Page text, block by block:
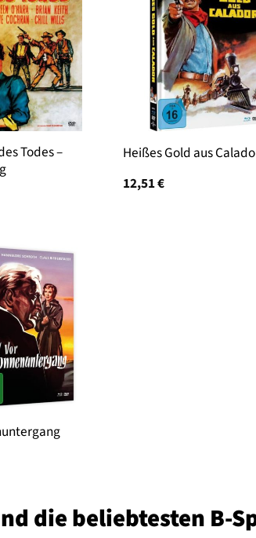
Todes –
Heißes Gold aus
12,51€
die beliebtesten B-